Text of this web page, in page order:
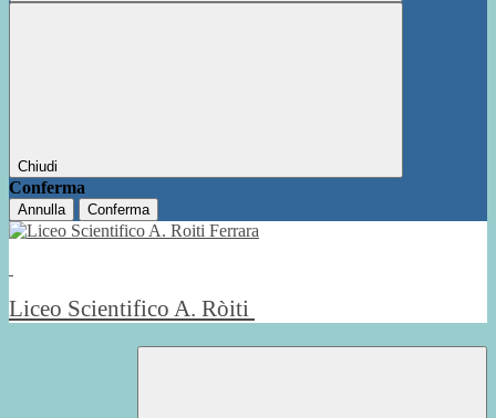
Chiudi
Conferma
Annulla Conferma
Liceo Scientifico A. Ròiti